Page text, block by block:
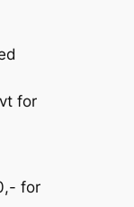
for
for